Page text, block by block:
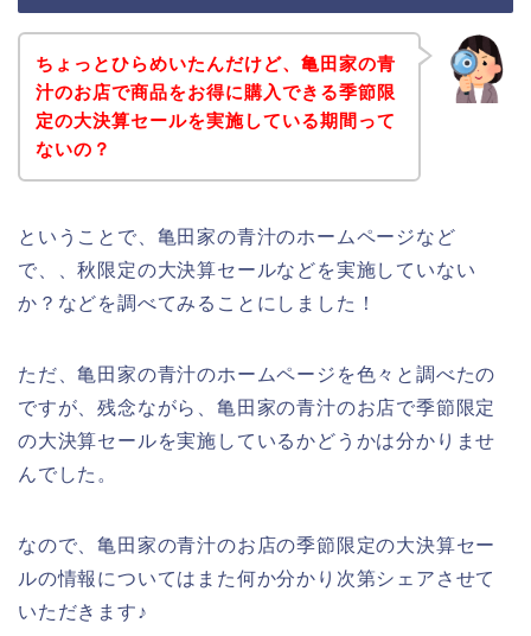
ちょっとひらめいたんだけど、亀田家の青
汁のお店で商品をお得に購入できる季節限
定の大決算セールを実施している期間って
ないの？
ということで、亀田家の青汁のホームページなど
で、、秋限定の大決算セールなどを実施していない
か？などを調べてみることにしました！
ただ、亀田家の青汁のホームページを色々と調べたの
ですが、残念ながら、亀田家の青汁のお店で季節限定
の大決算セールを実施しているかどうかは分かりませ
んでした。
なので、亀田家の青汁のお店の季節限定の大決算セー
ルの情報についてはまた何か分かり次第シェアさせて
いただきます♪